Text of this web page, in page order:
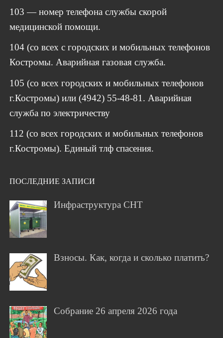
103 — номер телефона службы скорой
медицинской помощи.
104 (со всех с городских и мобильных телефонов
Костромы. Аварийная газовая служба.
105 (со всех городских и мобильных телефонов
г.Костромы) или (4942) 55-48-81. Аварийная
служба по электричеству
112 (со всех городских и мобильных телефонов
г.Костромы). Единый тлф спасения.
ПОСЛЕДНИЕ ЗАПИСИ
Инфраструктура СНТ
Взносы. Как, когда и сколько платить?
Собрание 26 апреля 2026 года